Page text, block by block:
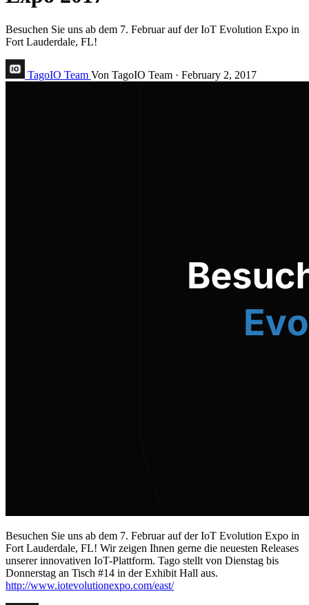
Besuchen Sie uns ab dem 7. Februar auf der IoT Evolution Expo in
Fort Lauderdale, FL!
TagoIO Team Von TagoIO Team · February 2, 2017
Besuchen Sie uns ab dem 7. Februar auf der IoT Evolution Expo in
Fort Lauderdale, FL! Wir zeigen Ihnen gerne die neuesten Releases
unserer innovativen IoT-Plattform. Tago stellt von Dienstag bis
Donnerstag an Tisch #14 in der Exhibit Hall aus.
http://www.iotevolutionexpo.com/east/